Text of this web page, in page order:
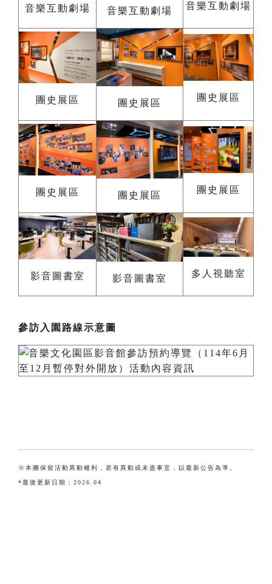
音樂互動劇場 音樂互動劇場 音樂互動劇場
團史展區 團史展區
團史展區
團史展區 團史展區
團史展區
影音圖書室 影音圖書室 多人視聽室
參訪入園路線示意圖
※本團保留活動異動權利，若有異動或未盡事宜，以最新公告為準。
*最後更新日期：2026.04